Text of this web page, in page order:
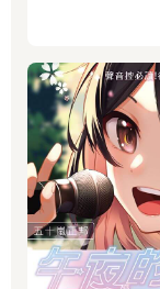
尋找一個長